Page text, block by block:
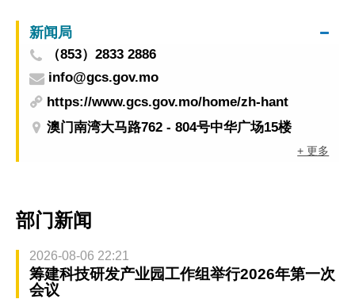
新闻局
（853）2833 2886
info@gcs.gov.mo
https://www.gcs.gov.mo/home/zh-hant
澳门南湾大马路762 - 804号中华广场15楼
+ 更多
部门新闻
2026-08-06 22:21
筹建科技研发产业园工作组举行2026年第一次
会议